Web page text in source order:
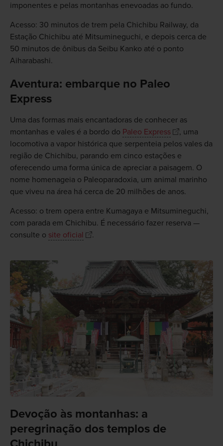
imponentes e pelas montanhas enevoadas ao fundo.
Acesso: 30 minutos de trem pela Chichibu Railway, da
Estação Chichibu até Mitsumineguchi, e depois cerca de
50 minutos de ônibus da Seibu Kanko até o ponto
Aiharabashi.
Aventura: embarque no Paleo
Express
Uma das formas mais encantadoras de conhecer as
montanhas e vales é a bordo do Paleo Express
, uma
locomotiva a vapor histórica que serpenteia pelos vales da
região de Chichibu, parando em cinco estações e
oferecendo uma forma única de apreciar a paisagem. O
nome homenageia o Paleoparadoxia, um animal marinho
que viveu na área há cerca de 20 milhões de anos.
Acesso: o trem opera entre Kumagaya e Mitsumineguchi,
com parada em Chichibu. É necessário fazer reserva —
consulte o site oficial .
Devoção às montanhas: a
peregrinação dos templos de